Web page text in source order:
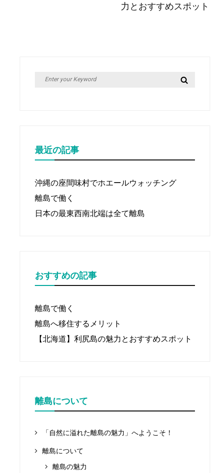
力とおすすめスポット
Search
最近の記事
沖縄の座間味村でホエールウォッチング
離島で働く
日本の最東西南北端は全て離島
おすすめの記事
離島で働く
離島へ移住するメリット
【北海道】利尻島の魅力とおすすめスポット
離島について
「自然に溢れた離島の魅力」へようこそ！
離島について
離島の魅力